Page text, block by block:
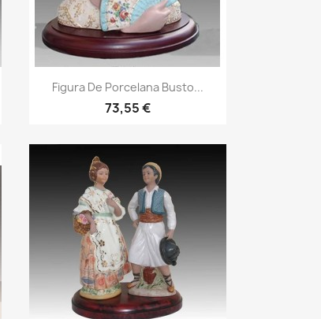
Figura De Porcelana Busto...
73,55 €